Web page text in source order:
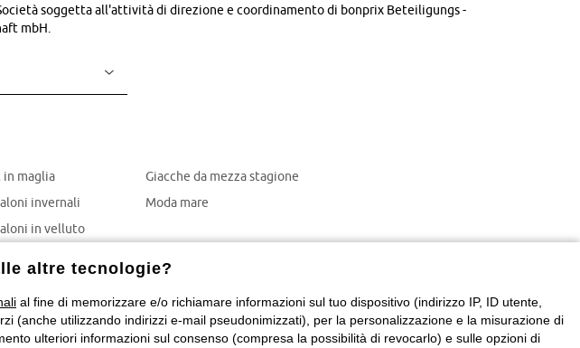
soggetta all'attività di direzione e coordinamento di bonprix Beteiligungs -
mbH.
in maglia
invernali
in velluto
Giacche da mezza stagione
Moda mare
altre tecnologie?
al fine di memorizzare e/o richiamare informazioni sul tuo dispositivo (indirizzo IP, ID utente,
(anche utilizzando indirizzi e-mail pseudonimizzati), per la personalizzazione e la misurazione di
ulteriori informazioni sul consenso (compresa la possibilità di revocarlo) e sulle opzioni di